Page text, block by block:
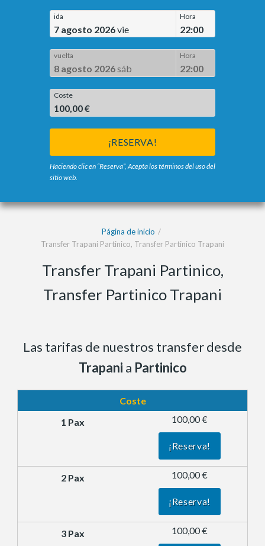
ida
7 agosto 2026vie
Hora
22:00
vuelta
8 agosto 2026sáb
Hora
22:00
Coste
100,00 €
¡RESERVA!
Haciendo clic en “Reserva”, Acepta los términos del uso del
sitio web.
Página de inicio
Transfer Trapani Partinico, Transfer Partinico Trapani
Transfer Trapani Partinico,
Transfer Partinico Trapani
Las tarifas de nuestros transfer desde
Trapani a Partinico
Coste
100,00 €
¡Reserva!
100,00 €
¡Reserva!
100,00 €